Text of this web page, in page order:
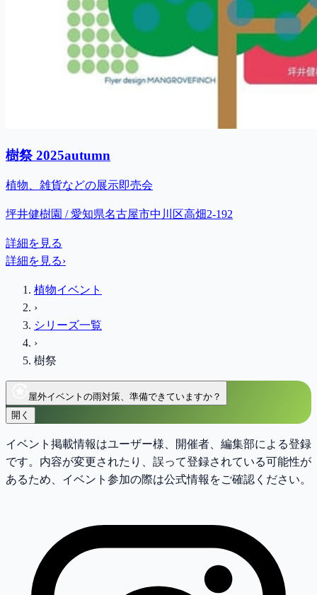
樹祭 2025autumn
植物、雑貨などの展示即売会
坪井健樹園 / 愛知県名古屋市中川区高畑2-192
詳細を見る
詳細を見る›
植物イベント
›
シリーズ一覧
›
樹祭
屋外イベントの雨対策、準備できていますか？
開く
イベント掲載情報はユーザー様、開催者、編集部による登録
です。内容が変更されたり、誤って登録されている可能性が
あるため、イベント参加の際は公式情報をご確認ください。